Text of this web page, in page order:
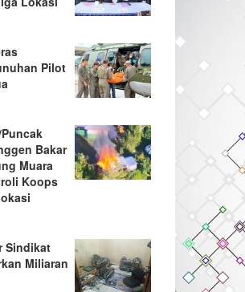
Pilot
Bakar
Muara
Koops
Sindikat
Miliaran